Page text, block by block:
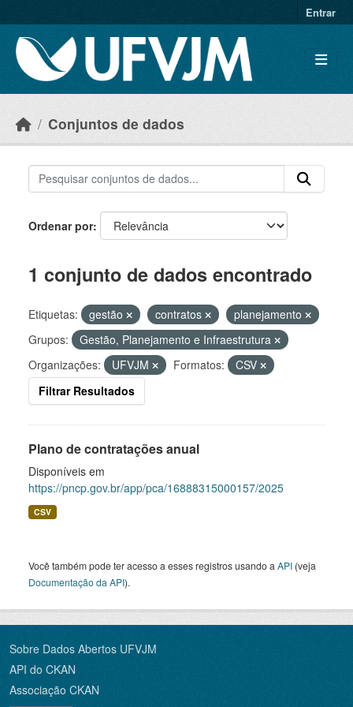
Entrar
Conjuntos de dados
Ordenar por
1 conjunto de dados encontrado
Etiquetas: gestão contratos
planejamento
Grupos:
Gestão, Planejamento e Infraestrutura
Organizações:
UFVJM Formatos:
CSV
Filtrar Resultados
Plano de contratações anual
Disponíveis em
https://pncp.gov.br/app/pca/16888315000157/2025
CSV
Você também pode ter acesso a esses registros usando a API (veja
Documentação da API).
Sobre Dados Abertos UFVJM
API do CKAN
Associação CKAN